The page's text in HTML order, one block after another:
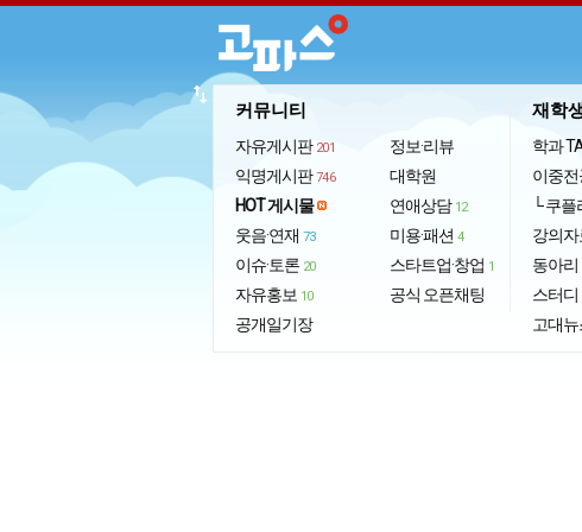
커뮤니티
자유게시판 201
익명게시판 746
HOT 게시물
웃음·연재 73
이슈·토론 20
자유홍보 10
공개일기장
정보·리뷰
대학원
연애상담 12
미용·패션 4
스타트업·창업 1
공식 오픈채팅
재학
학과
이중전
└ 쿠플
강의자
동아리
스터디
고대
import_export